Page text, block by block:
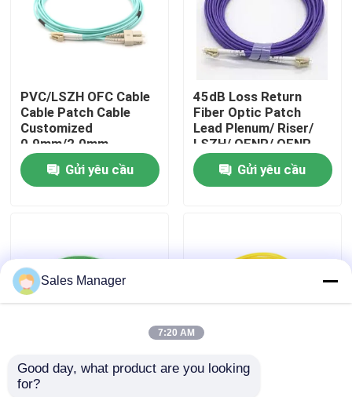
Video
Hướng dẫn VR
Về chúng tôi
Tham quan nhà máy
Yêu cầu báo giá
Dây cáp quang
PVC/LSZH OFC Cable
Cable Patch Cable
Customized
0.9mm/2.0mm
Gửi yêu cầu
45dB Loss Return
Fiber Optic Patch
Lead Plenum/ Riser/
LSZH/ OFNP/ OFNR
Cable
Gửi yêu cầu
Cáp vá sợi quang tùy
chỉnh PVC 2.0mm
Bộ đôi dây cáp quang
Sales Manager
7:20 AM
Good day, what product are you looking
for?